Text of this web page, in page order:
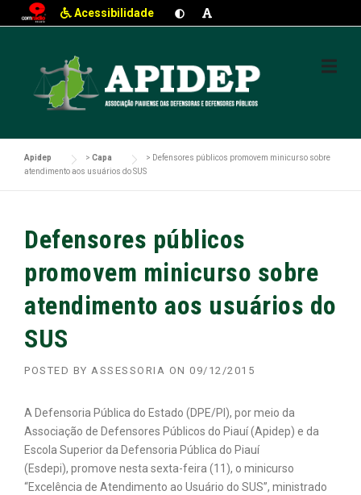
Acessibilidade
Apidep > Capa > Defensores públicos promovem minicurso sobre
atendimento aos usuários do SUS
Defensores públicos
promovem minicurso sobre
atendimento aos usuários do
SUS
POSTED BY ASSESSORIA ON 09/12/2015
A Defensoria Pública do Estado (DPE/PI), por meio da
Associação de Defensores Públicos do Piauí (Apidep) e da
Escola Superior da Defensoria Pública do Piauí
(Esdepi), promove nesta sexta-feira (11), o minicurso
“Excelência de Atendimento ao Usuário do SUS”, ministrado